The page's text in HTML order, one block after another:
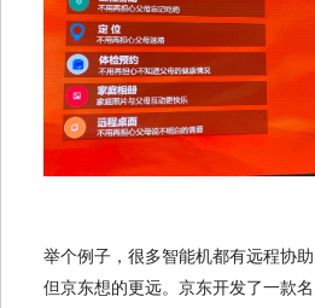
举个例子，很多智能机都有远程协
但京东想的更远。京东开发了一款名